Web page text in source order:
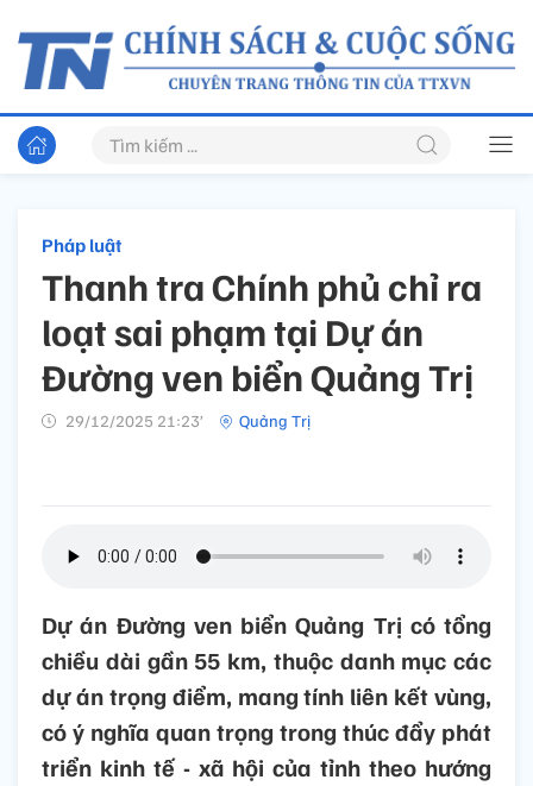
Pháp luật
Thanh tra Chính phủ chỉ ra
loạt sai phạm tại Dự án
Đường ven biển Quảng Trị
29/12/2025 21:23’ Quảng Trị
Dự án Đường ven biển Quảng Trị có tổng
chiều dài gần 55 km, thuộc danh mục các
dự án trọng điểm, mang tính liên kết vùng,
có ý nghĩa quan trọng trong thúc đẩy phát
triển kinh tế - xã hội của tỉnh theo hướng